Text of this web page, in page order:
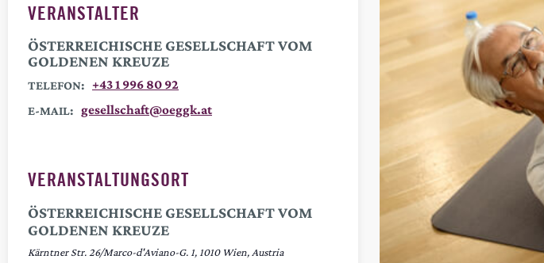
VERANSTALTER
ÖSTERREICHISCHE GESELLSCHAFT VOM
GOLDENEN KREUZE
TELEFON: +43 1 996 80 92
E-MAIL: gesellschaft@oeggk.at
VERANSTALTUNGSORT
ÖSTERREICHISCHE GESELLSCHAFT VOM
GOLDENEN KREUZE
Kärntner Str. 26/Marco-d'Aviano-G. 1 1010 Wien, Austria